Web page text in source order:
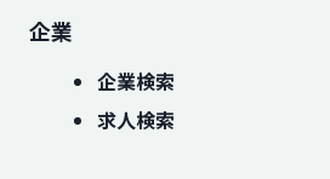
企業
企業検索
求人検索